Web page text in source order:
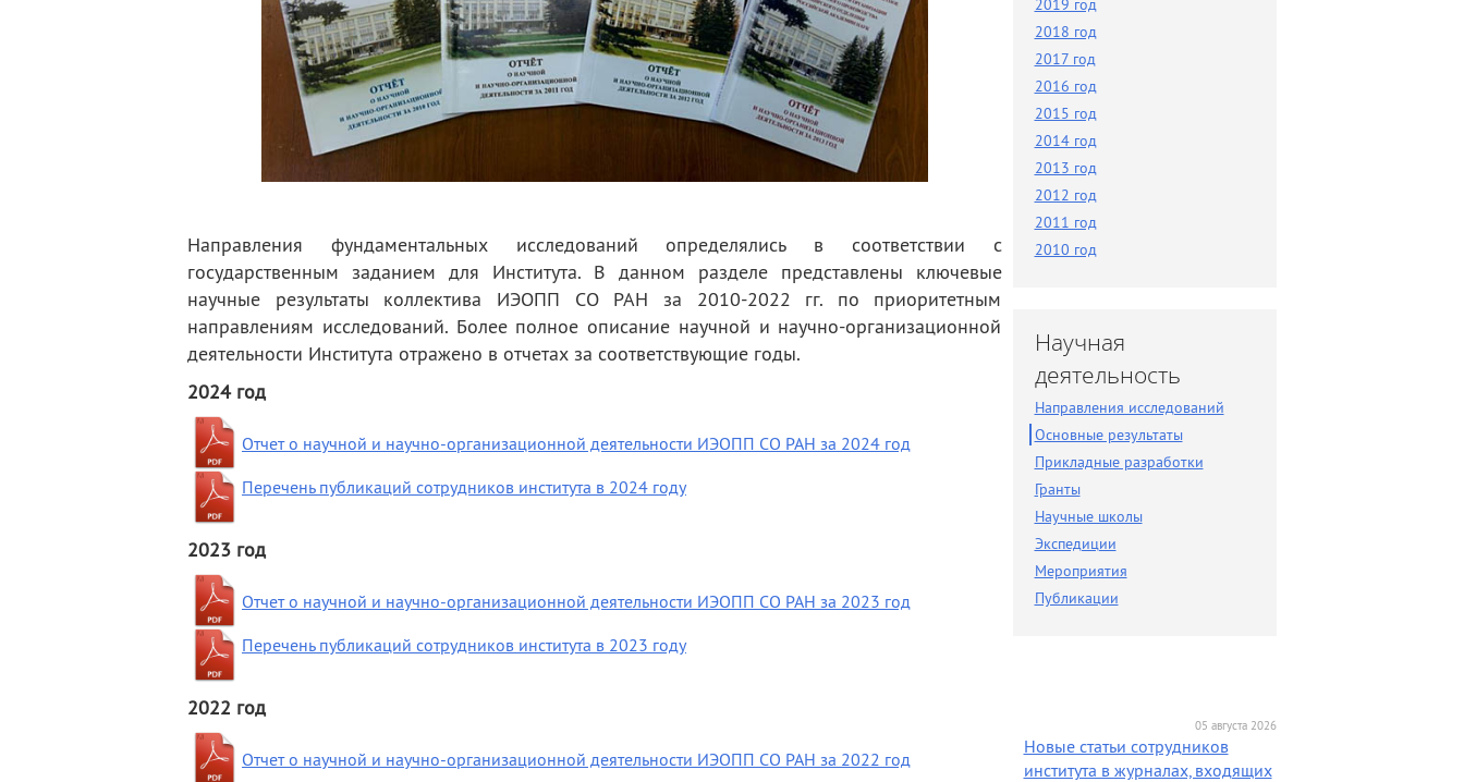
деятельность
Мероприятия
Публикации
Разное
Поиск по новостям
Направления фундаментальных исследований определялись в соответствии с
государственным заданием для Института. В данном разделе представлены ключевые
научные результаты коллектива ИЭОПП СО РАН за 2010-2022 гг. по приоритетным
направлениям исследований. Более полное описание научной и научно-организационной
деятельности Института отражено в отчетах за соответствующие годы.
2024 год
Отчет о научной и научно-организационной деятельности ИЭОПП СО РАН за 2024 год
Перечень публикаций сотрудников института в 2024 году
2023 год
Отчет о научной и научно-организационной деятельности ИЭОПП СО РАН за 2023 год
Перечень публикаций сотрудников института в 2023 году
2022 год
Отчет о научной и научно-организационной деятельности ИЭОПП СО РАН за 2022 год
2019 год
2018 год
2017 год
2016 год
2015 год
2014 год
2013 год
2012 год
2011 год
2010 год
Научная
деятельность
Направления исследований
Основные результаты
Прикладные разработки
Гранты
Научные школы
Экспедиции
Мероприятия
Публикации
05 августа 2026
Новые статьи сотрудников
института в журналах, входящих